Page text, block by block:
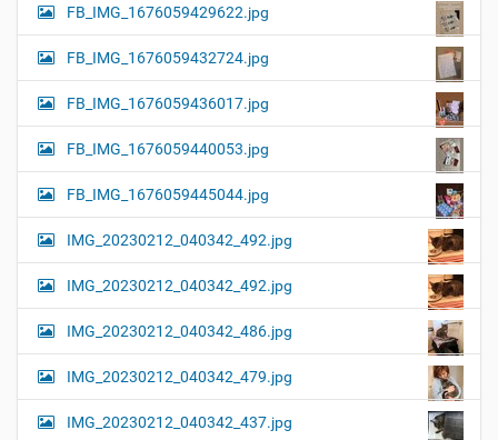
FB_IMG_1676059429622.jpg
FB_IMG_1676059432724.jpg
FB_IMG_1676059436017.jpg
FB_IMG_1676059440053.jpg
FB_IMG_1676059445044.jpg
IMG_20230212_040342_492.jpg
IMG_20230212_040342_492.jpg
IMG_20230212_040342_486.jpg
IMG_20230212_040342_479.jpg
IMG_20230212_040342_437.jpg